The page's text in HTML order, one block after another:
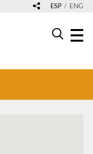
ESP ENG